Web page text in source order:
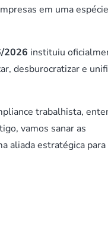
em uma
2026 instituiu
desburocratizar e
trabalhista,
vamos sanar as
aliada estratégica para